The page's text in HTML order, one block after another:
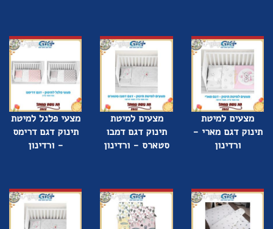
מצעים למיטת
תינוק דגם מארי -
ורדינון
מצעים למיטת
תינוק דגם דמבו
סטארס - ורדינון
מצעי פלנל למיטת
תינוק דגם דרימס
- ורדינון